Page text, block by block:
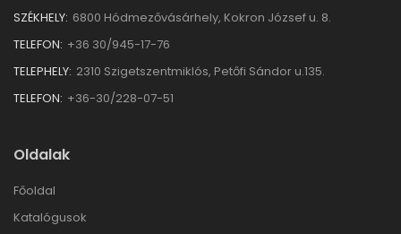
SZÉKHELY: 6800 Hódmezővásárhely, Kokron József u. 8.
TELEFON: +36 30/945-17-76
TELEPHELY: 2310 Szigetszentmiklós, Petőfi Sándor u.135.
TELEFON: +36-30/228-07-51
Oldalak
Főoldal
Katalógusok